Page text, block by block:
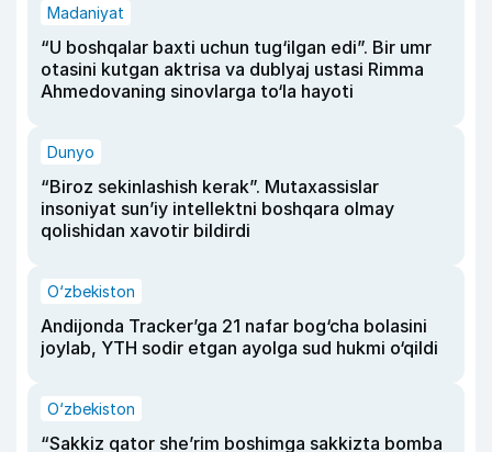
Madaniyat
“U boshqalar baxti uchun tug‘ilgan edi”. Bir umr
otasini kutgan aktrisa va dublyaj ustasi Rimma
Ahmedovaning sinovlarga to‘la hayoti
Dunyo
“Biroz sekinlashish kerak”. Mutaxassislar
insoniyat sun’iy intellektni boshqara olmay
qolishidan xavotir bildirdi
O‘zbekiston
Andijonda Tracker’ga 21 nafar bog‘cha bolasini
joylab, YTH sodir etgan ayolga sud hukmi o‘qildi
O‘zbekiston
“Sakkiz qator she’rim boshimga sakkizta bomba